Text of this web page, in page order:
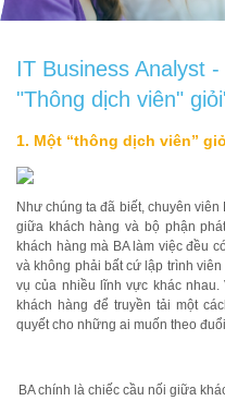
IT Business Analyst
"Thông dịch viên"
1. Một “thông dịch viên”
Như chúng ta đã biết, chuyên
giữa khách hàng và bộ phận
khách hàng mà BA làm việc đều
và không phải bất cứ lập trình
vụ của nhiều lĩnh vực khác nhau.
khách hàng để truyền tải một
quyết cho những ai muốn theo
BA chính là chiếc cầu nối giữa